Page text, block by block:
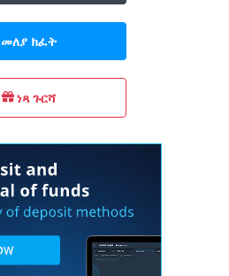
መለያ ክፈት
ነጻ ጉርሻ